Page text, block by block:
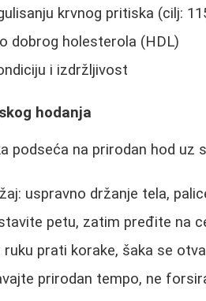
krvnog pritiska (cilj:
dobrog holesterola (HDL)
i izdržljivost
hodanja
podseća na prirodan hod uz
uspravno držanje tela,
petu, zatim pređite na
ruku prati korake, šaka se
prirodan tempo, ne